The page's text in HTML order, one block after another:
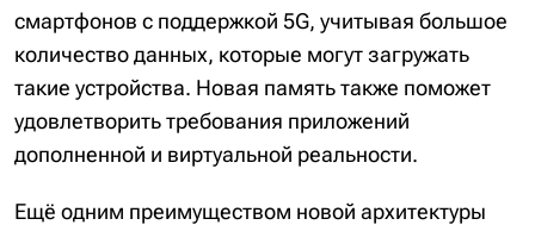
смартфонов с поддержкой 5G, учитывая большое
количество данных, которые могут загружать
такие устройства. Новая память также поможет
удовлетворить требования приложений
дополненной и виртуальной реальности.
Ещё одним преимуществом новой архитектуры